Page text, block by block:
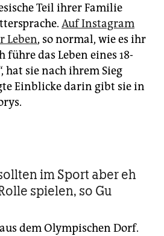
Teil ihrer Familie
Auf Instagram
Leben, so normal, wie es ihr
führe das Leben eines 18-
hat sie nach ihrem Sieg
Einblicke darin gibt sie in
im Sport aber eh
spielen, so Gu
dem Olympischen Dorf.